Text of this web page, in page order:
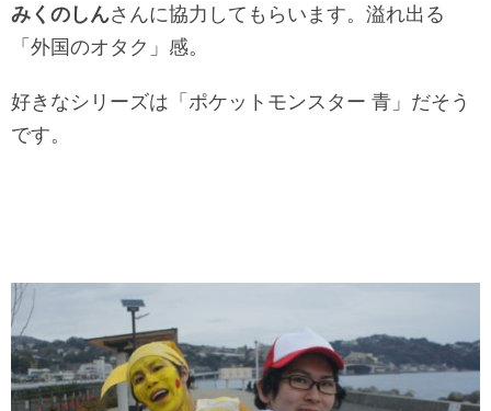
みくのしんさんに協力してもらいます。溢れ出る
「外国のオタク」感。
好きなシリーズは「ポケットモンスター 青」だそう
です。